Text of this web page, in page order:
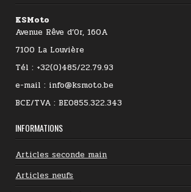
KSMoto
Avenue Rêve d’Or, 160A
7100 La Louvière
Tél : +32(0)485/22.79.93
e-mail : info@ksmoto.be
BCE/TVA : BE0855.322.343
INFORMATIONS
Articles seconde main
Articles neufs